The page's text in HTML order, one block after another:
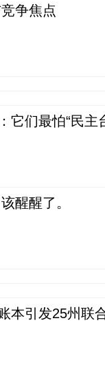
争焦点
它们最怕“民主
醒醒了。
本引发25州联